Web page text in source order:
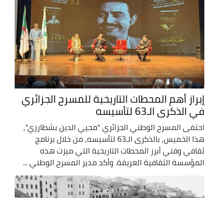
إبراز أهم المحطات التاريخية للمسرح الجزائري
في الذكرى الـ63 لتأسيسه
احتفى المسرح الوطني الجزائري "محيي الدين بشطارزي",
هذا الخميس, بالذكرى الـ63 لتأسيسه, من خلال برنامج
ثقافي وفني أبرز المحطات التاريخية التي ميزت هذه
المؤسسة الثقافية العريقة. وأكد مدير المسرح الوطني ...